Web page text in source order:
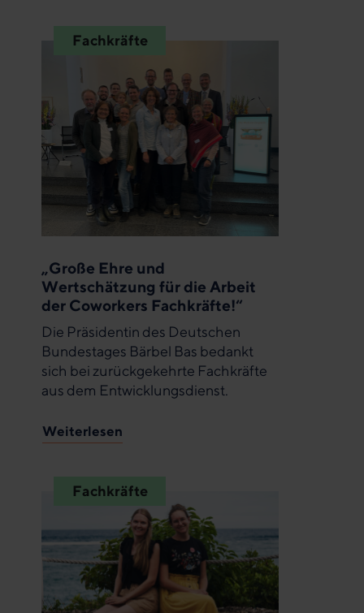
Fachkräfte
„Große Ehre und
Wertschätzung für die Arbeit
der Coworkers Fachkräfte!“
Die Präsidentin des Deutschen
Bundestages Bärbel Bas bedankt
sich bei zurückgekehrte Fachkräfte
aus dem Entwicklungsdienst.
Weiterlesen
Fachkräfte